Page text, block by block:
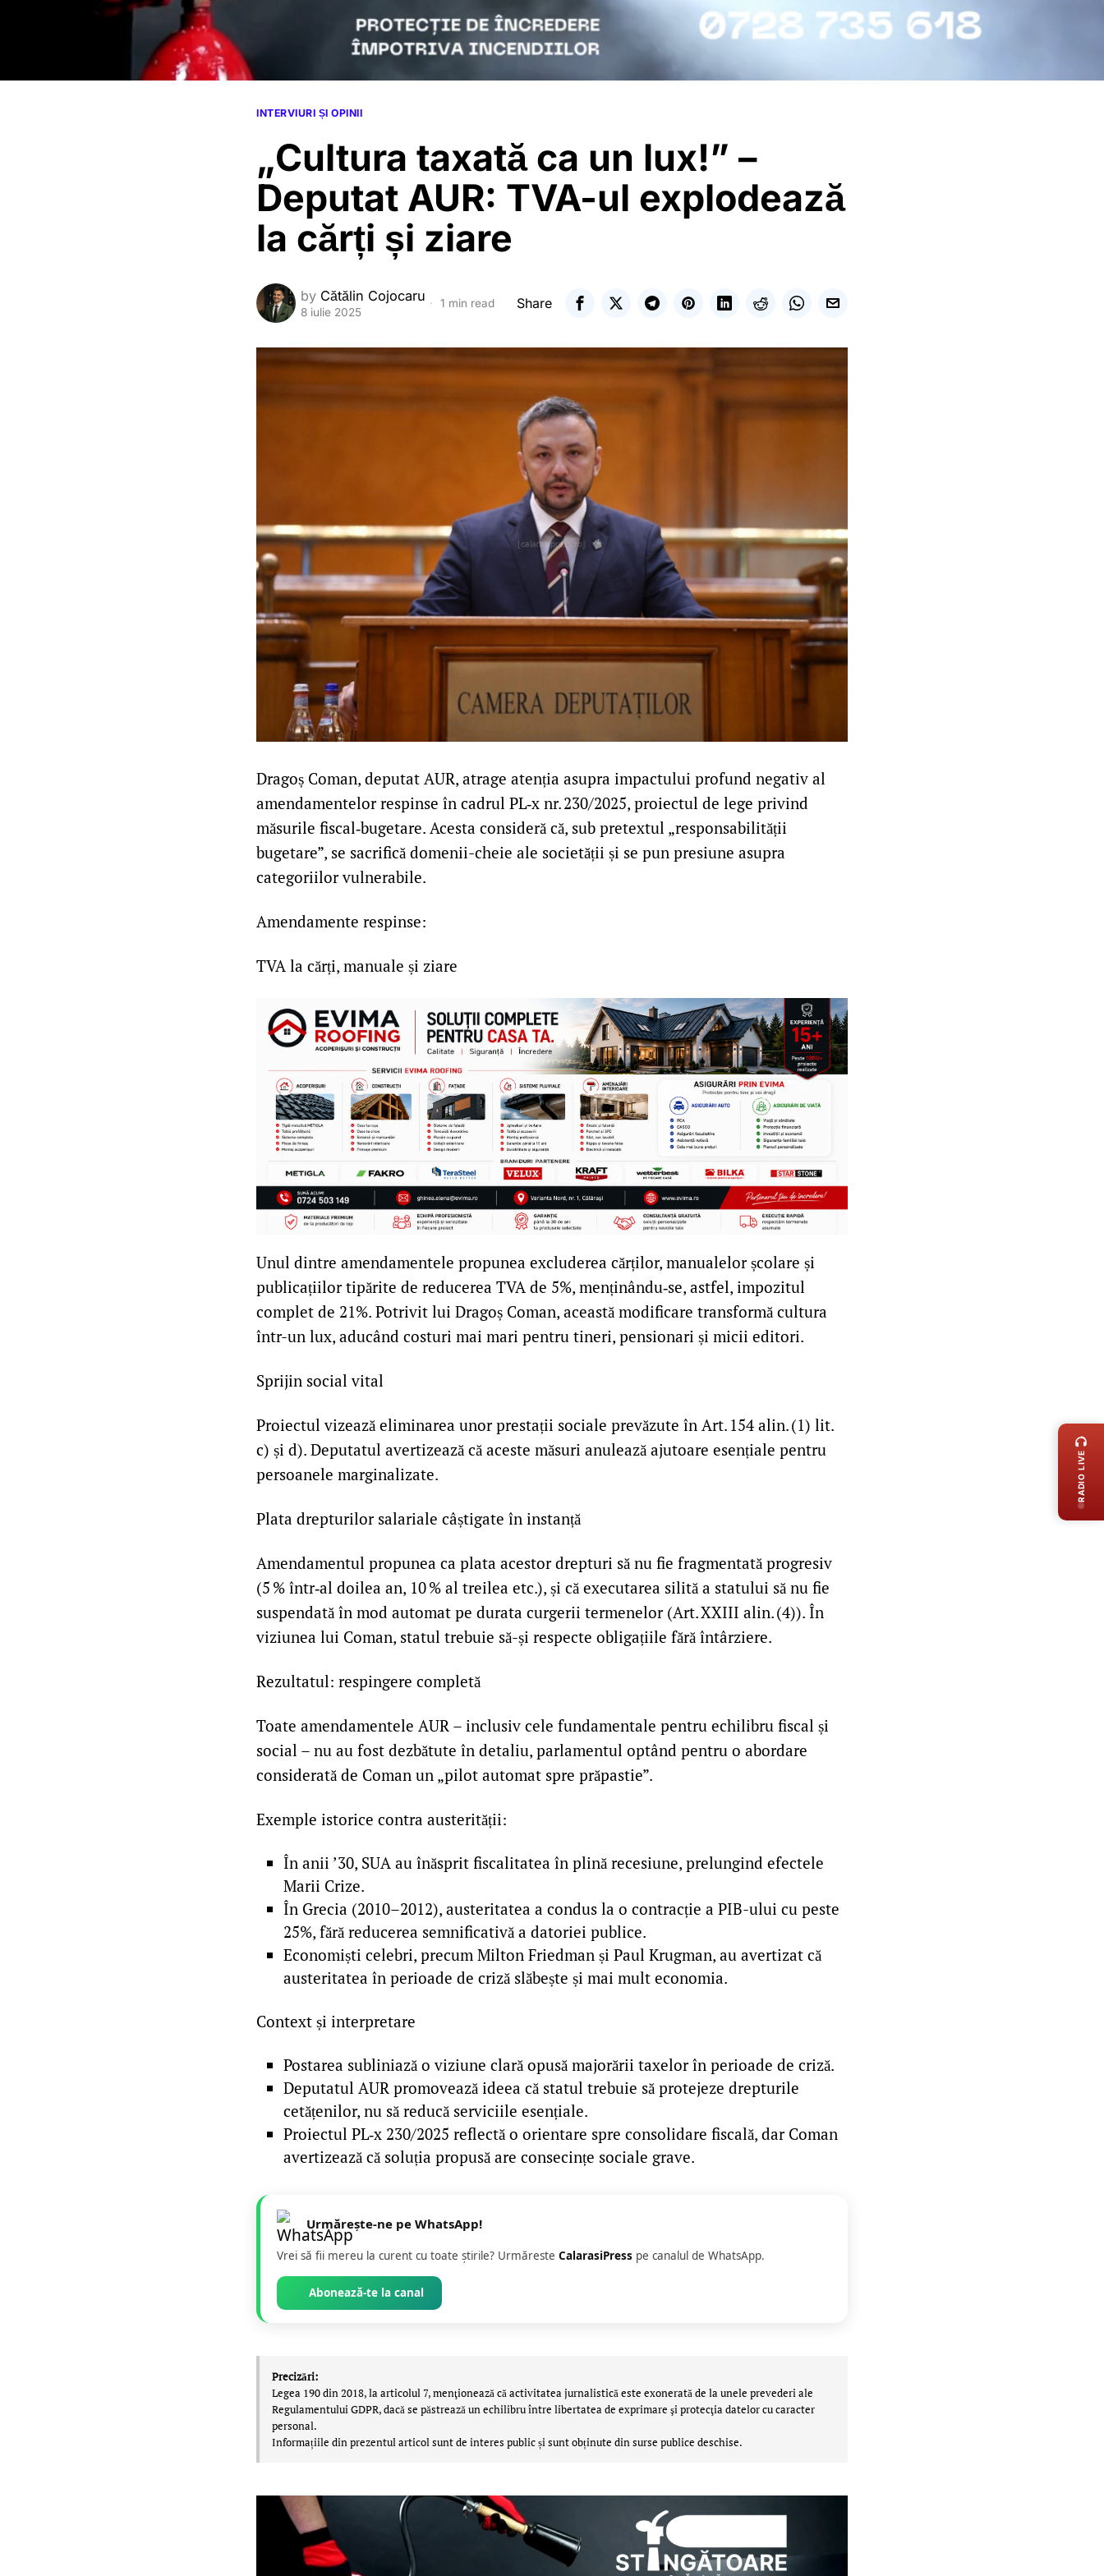
INTERVIURI ȘI OPINII
„Cultura taxată ca un lux!” –
Deputat AUR: TVA-ul explodează
la cărți și ziare
by Cătălin Cojocaru
8 iulie 2025
1 min read Share
Dragoș Coman, deputat AUR, atrage atenția asupra impactului profund negativ al
amendamentelor respinse în cadrul PL‑x nr. 230/2025, proiectul de lege privind
măsurile fiscal‑bugetare. Acesta consideră că, sub pretextul „responsabilității
bugetare”, se sacrifică domenii-cheie ale societății și se pun presiune asupra
categoriilor vulnerabile.
Amendamente respinse:
TVA la cărți, manuale și ziare
Unul dintre amendamentele propunea excluderea cărților, manualelor școlare și
publicațiilor tipărite de reducerea TVA de 5%, menținându‑se, astfel, impozitul
complet de 21%. Potrivit lui Dragoș Coman, această modificare transformă cultura
într-un lux, aducând costuri mai mari pentru tineri, pensionari și micii editori.
Sprijin social vital
Proiectul vizează eliminarea unor prestații sociale prevăzute în Art. 154 alin. (1) lit.
c) și d). Deputatul avertizează că aceste măsuri anulează ajutoare esențiale pentru
persoanele marginalizate.
Plata drepturilor salariale câștigate în instanță
Amendamentul propunea ca plata acestor drepturi să nu fie fragmentată progresiv
(5 % într‑al doilea an, 10 % al treilea etc.), și că executarea silită a statului să nu fie
suspendată în mod automat pe durata curgerii termenelor (Art. XXIII alin. (4)). În
viziunea lui Coman, statul trebuie să-și respecte obligațiile fără întârziere.
Rezultatul: respingere completă
Toate amendamentele AUR – inclusiv cele fundamentale pentru echilibru fiscal și
social – nu au fost dezbătute în detaliu, parlamentul optând pentru o abordare
considerată de Coman un „pilot automat spre prăpastie”.
Exemple istorice contra austerității:
În anii ’30, SUA au înăsprit fiscalitatea în plină recesiune, prelungind efectele
Marii Crize.
În Grecia (2010–2012), austeritatea a condus la o contracție a PIB-ului cu peste
25%, fără reducerea semnificativă a datoriei publice.
Economiști celebri, precum Milton Friedman și Paul Krugman, au avertizat că
austeritatea în perioade de criză slăbește și mai mult economia.
Context și interpretare
Postarea subliniază o viziune clară opusă majorării taxelor în perioade de criză.
Deputatul AUR promovează ideea că statul trebuie să protejeze drepturile
cetățenilor, nu să reducă serviciile esențiale.
Proiectul PL‑x 230/2025 reflectă o orientare spre consolidare fiscală, dar Coman
avertizează că soluția propusă are consecințe sociale grave.
Urmărește-ne pe WhatsApp!
Vrei să fii mereu la curent cu toate știrile? Urmăreste CalarasiPress pe canalul de WhatsApp.
Abonează-te la canal
Precizări:
Legea 190 din 2018, la articolul 7, menţionează că activitatea jurnalistică este exonerată de la unele prevederi ale
Regulamentului GDPR, dacă se păstrează un echilibru între libertatea de exprimare şi protecţia datelor cu caracter
personal.
Informațiile din prezentul articol sunt de interes public și sunt obținute din surse publice deschise.
RADIO LIVE